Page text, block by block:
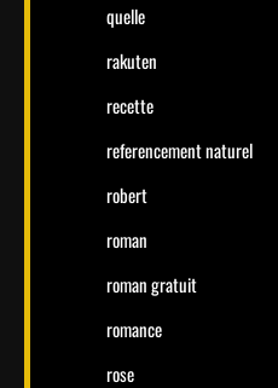
quelle
rakuten
recette
referencement naturel
robert
roman
roman gratuit
romance
rose